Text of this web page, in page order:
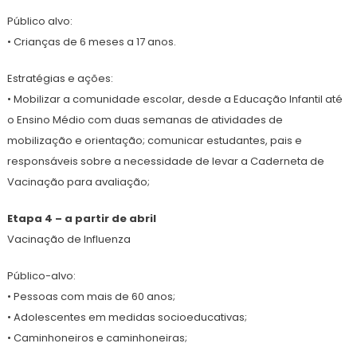
Público alvo:
• Crianças de 6 meses a 17 anos.
Estratégias e ações:
• Mobilizar a comunidade escolar, desde a Educação Infantil até
o Ensino Médio com duas semanas de atividades de
mobilização e orientação; comunicar estudantes, pais e
responsáveis sobre a necessidade de levar a Caderneta de
Vacinação para avaliação;
Etapa 4 – a partir de abril
Vacinação de Influenza
Público-alvo:
• Pessoas com mais de 60 anos;
• Adolescentes em medidas socioeducativas;
• Caminhoneiros e caminhoneiras;